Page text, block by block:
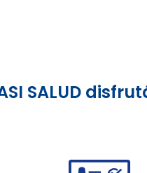
SALUD